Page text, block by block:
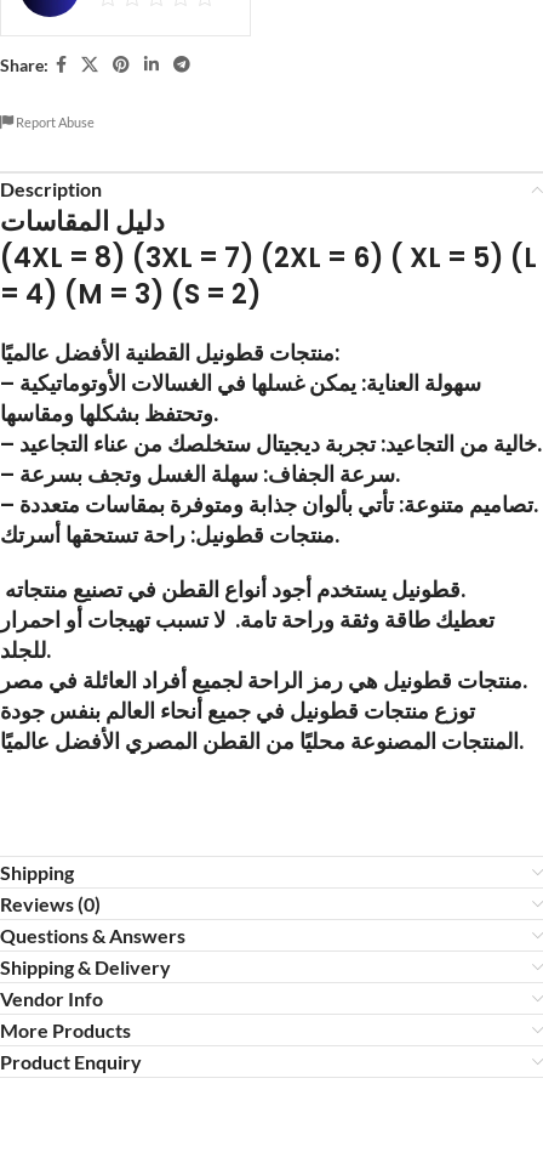
Share:
Report Abuse
Description
دليل المقاسات
(4XL = 8) (3XL = 7) (2XL = 6) ( XL = 5) (L
= 4) (M = 3) (S = 2)
منتجات قطونيل القطنية الأفضل عالميًا:
– سهولة العناية: يمكن غسلها في الغسالات الأوتوماتيكية
وتحتفظ بشكلها ومقاسها.
– خالية من التجاعيد: تجربة ديجيتال ستخلصك من عناء التجاعيد.
– سرعة الجفاف: سهلة الغسل وتجف بسرعة.
– تصاميم متنوعة: تأتي بألوان جذابة ومتوفرة بمقاسات متعددة.
منتجات قطونيل: راحة تستحقها أسرتك.
قطونيل يستخدم أجود أنواع القطن في تصنيع منتجاته.
تعطيك طاقة وثقة وراحة تامة. لا تسبب تهيجات أو احمرار
للجلد.
منتجات قطونيل هي رمز الراحة لجميع أفراد العائلة في مصر.
توزع منتجات قطونيل في جميع أنحاء العالم بنفس جودة
المنتجات المصنوعة محليًا من القطن المصري الأفضل عالميًا.
Shipping
Reviews (0)
Questions & Answers
Shipping & Delivery
Vendor Info
More Products
Product Enquiry